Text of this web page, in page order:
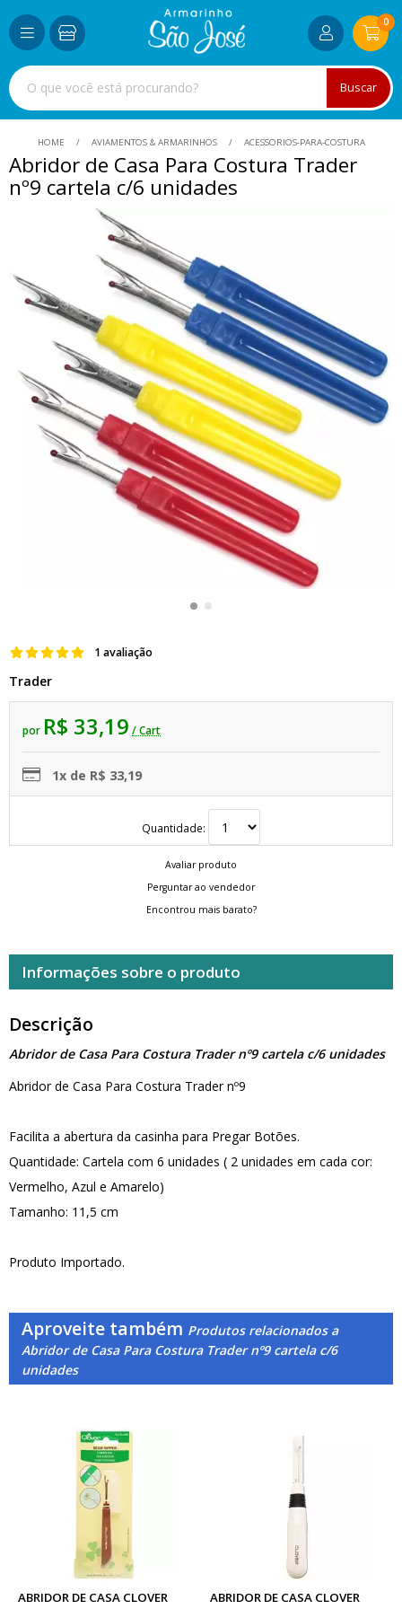
Buscar
0
HOME AVIAMENTOS & ARMARINHOS ACESSORIOS-PARA-COSTURA
Abridor de Casa Para Costura Trader
nº9 cartela c/6 unidades
1 avaliação
Trader
por R$ 33,19 / Cart
1x de R$ 33,19
Quantidade:
Avaliar produto
Perguntar ao vendedor
Encontrou mais barato?
Informações sobre o produto
Descrição
Abridor de Casa Para Costura Trader nº9 cartela c/6 unidades
Abridor de Casa Para Costura Trader nº9
Facilita a abertura da casinha para Pregar Botões.
Quantidade: Cartela com 6 unidades ( 2 unidades em cada cor:
Vermelho, Azul e Amarelo)
Tamanho: 11,5 cm
Produto Importado.
Aproveite também Produtos relacionados a
Abridor de Casa Para Costura Trader nº9 cartela c/6
unidades
ABRIDOR DE CASA CLOVER
ABRIDOR DE CASA CLOVER